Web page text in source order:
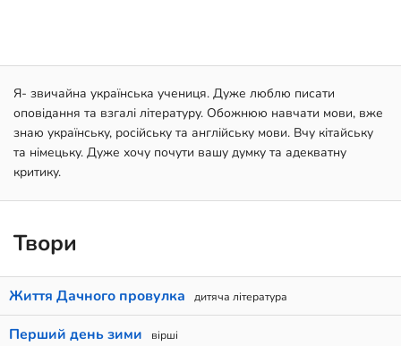
Я- звичайна українська учениця. Дуже люблю писати
оповiдання та взгалі літературу. Обожнюю навчати мови, вже
знаю українську, російську та англійську мови. Вчу кітайську
та німецьку. Дуже хочу почути вашу думку та адекватну
критику.
Твори
Життя Дачного провулка дитяча література
Перший день зими вірші